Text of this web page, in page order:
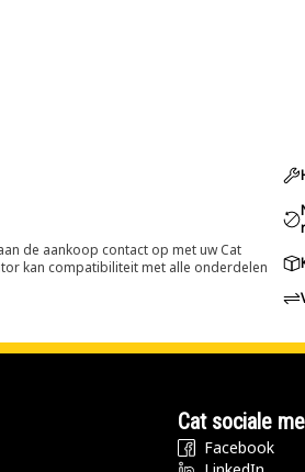
de aankoop contact op met uw Cat
kan compatibiliteit met alle onderdelen
Cat sociale
Facebook